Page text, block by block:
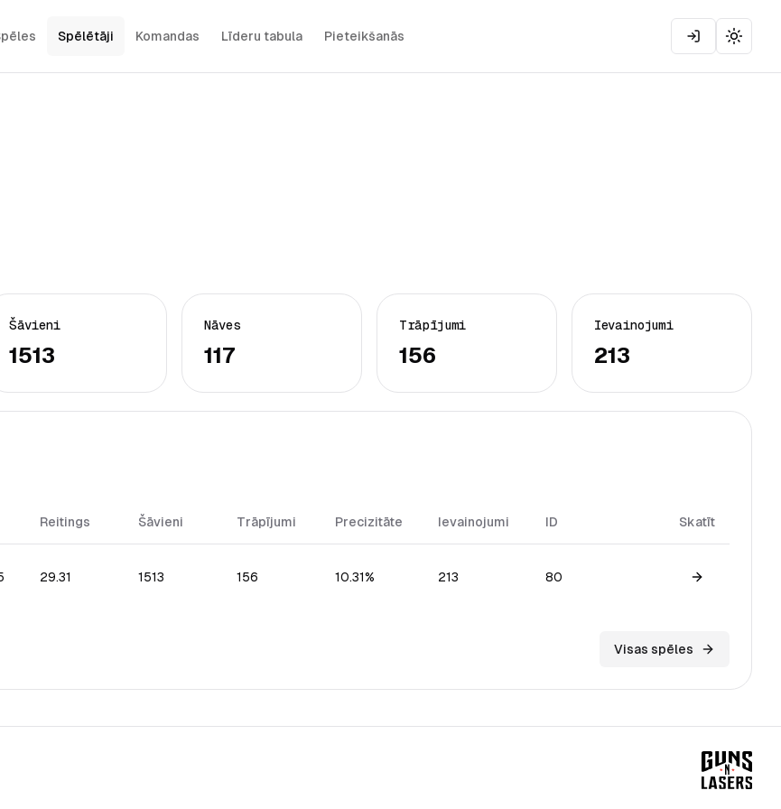
Spēlētāji Komandas Līderu tabula Pieteikšanās
Toggle
Šāvieni
1513
Nāves
117
Trāpījumi
156
Ievainojumi
213
Reitings Šāvieni Trāpījumi Precizitāte Ievainojumi ID Skatīt
29.31 1513 156 10.31% 213 80
View game
Visas spēles